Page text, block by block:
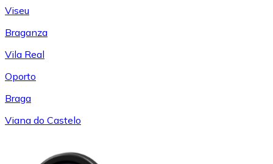
Viseu
Braganza
Vila Real
Oporto
Braga
Viana do Castelo